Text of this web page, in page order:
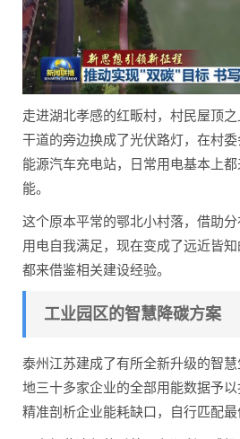
走进湖北孝感的红畈村，村民屋顶
干道的旁边换成了光伏路灯，在村
能源汽车充电站，日常用电基本上
能。
这个原本平常的鄂北小村落，借助
用电自我满足，现在变成了远近皆知
都来借鉴相关建设经验。
工业园区的智慧降碳方案
泰州江苏建成了有所全新升级的智
地三十多家企业的全部用能数据予
精准剖析企业能耗缺口，自行匹配最